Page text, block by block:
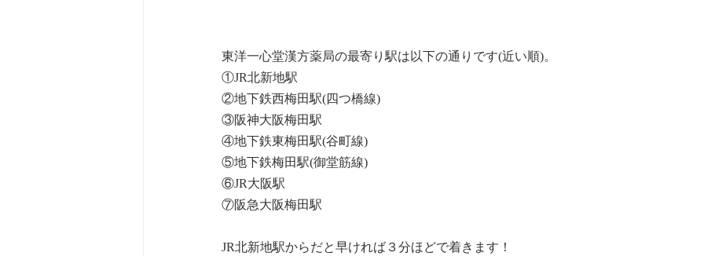
東洋一心堂漢方薬局の最寄り駅は以下の通りです(近い順)。
①JR北新地駅
②地下鉄西梅田駅(四つ橋線)
③阪神大阪梅田駅
④地下鉄東梅田駅(谷町線)
⑤地下鉄梅田駅(御堂筋線)
⑥JR大阪駅
⑦阪急大阪梅田駅
JR北新地駅からだと早ければ３分ほどで着きます！